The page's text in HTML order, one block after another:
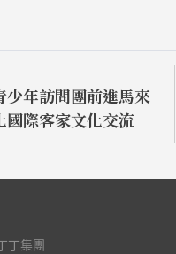
少年訪問團前進馬來
際客家文化交流
丁集團